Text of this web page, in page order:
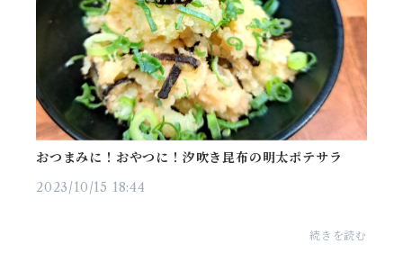
おつまみに！おやつに！汐吹き昆布の明太ポテサラ
2023/10/15 18:44
続きを読む